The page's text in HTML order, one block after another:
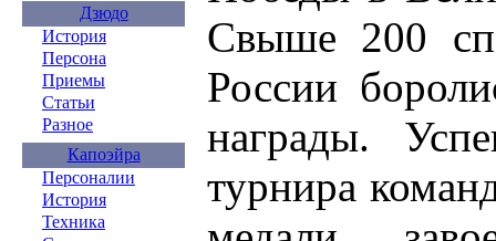
Дзюдо
История
Персона
Приемы
Статьи
Разное
Капоэйра
Персоналии
История
Техника
Свыше 200
России
награды.
турнира